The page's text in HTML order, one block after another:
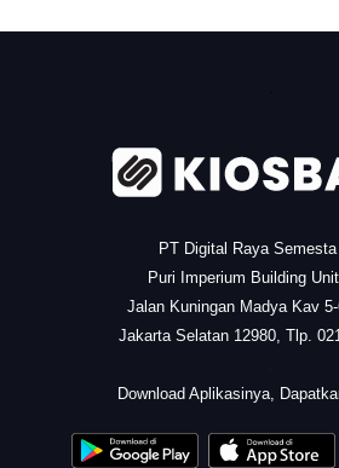
PT Digital Raya
Puri Imperium Building
Jalan Kuningan Madya Kav
Jakarta Selatan 12980, Tlp.
Download Aplikasinya,